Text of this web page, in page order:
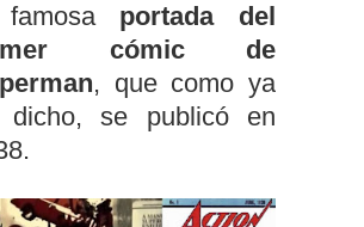
portada del
cómic de
, que como ya
dicho, se publicó en